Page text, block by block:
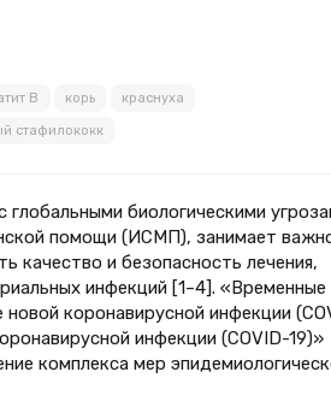
В корь краснуха
стафилококк
глобальными биологическими
помощи (ИСМП), занимает
качество и безопасность лечения,
инфекций [1–4]. «Временные
коронавирусной инфекции
инфекции (СОVID-19)»
комплекса мер